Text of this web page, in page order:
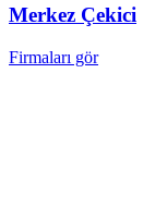
Merkez Çekici
Firmaları gör